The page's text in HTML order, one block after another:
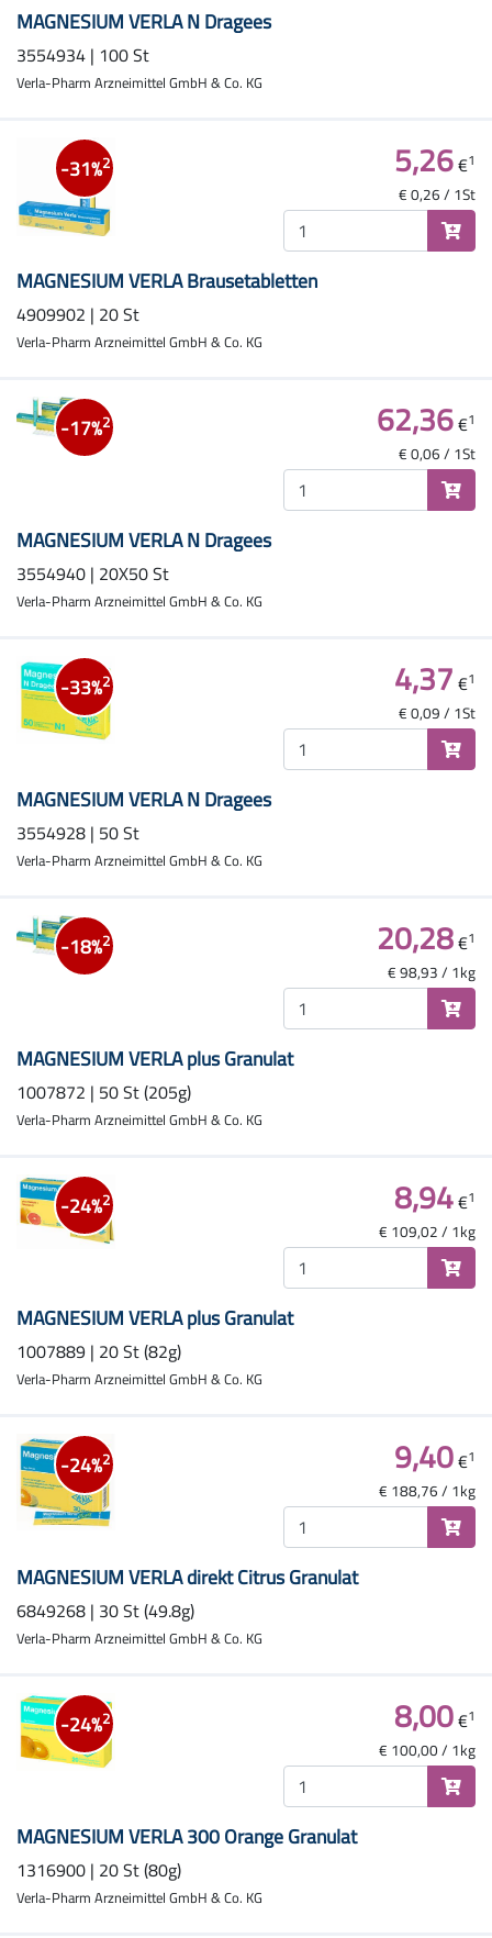
MAGNESIUM VERLA N Dragees
3554934 | 100 St
Verla-Pharm Arzneimittel GmbH & Co. KG
-31%2
MAGNESIUM VERLA Brausetabletten
4909902 | 20 St
Verla-Pharm Arzneimittel GmbH & Co. KG
5,26€1
€ 0,26 / 1St
-17%2
MAGNESIUM VERLA N Dragees
3554940 | 20X50 St
Verla-Pharm Arzneimittel GmbH & Co. KG
62,36€1
€ 0,06 / 1St
-33%2
MAGNESIUM VERLA N Dragees
3554928 | 50 St
Verla-Pharm Arzneimittel GmbH & Co. KG
4,37€1
€ 0,09 / 1St
-18%2
MAGNESIUM VERLA plus Granulat
1007872 | 50 St (205g)
Verla-Pharm Arzneimittel GmbH & Co. KG
20,28€1
€ 98,93 / 1kg
-24%2
MAGNESIUM VERLA plus Granulat
1007889 | 20 St (82g)
Verla-Pharm Arzneimittel GmbH & Co. KG
8,94€1
€ 109,02 / 1kg
-24%2
MAGNESIUM VERLA direkt Citrus Granulat
6849268 | 30 St (49.8g)
Verla-Pharm Arzneimittel GmbH & Co. KG
9,40€1
€ 188,76 / 1kg
-24%2
MAGNESIUM VERLA 300 Orange Granulat
1316900 | 20 St (80g)
Verla-Pharm Arzneimittel GmbH & Co. KG
8,00€1
€ 100,00 / 1kg